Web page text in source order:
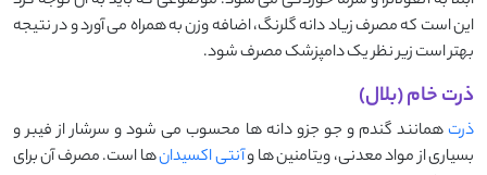
این است که مصرف زیاد دانه گلرنگ، اضافه وزن به همراه می آورد و در نتیجه
بهتر است زیر نظر یک دامپزشک مصرف شود.
ذرت خام (بلال)
ذرتهمانند گندم و جو جزو دانه ها محسوب می شود و سرشار از فیبر و
بسیاری از مواد معدنی، ویتامنین ها وآنتی اکسیدانها است. مصرف آن برای